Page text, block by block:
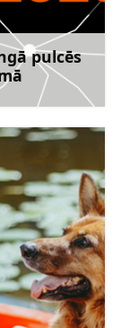
pulcēs
Uzzināt vairāk